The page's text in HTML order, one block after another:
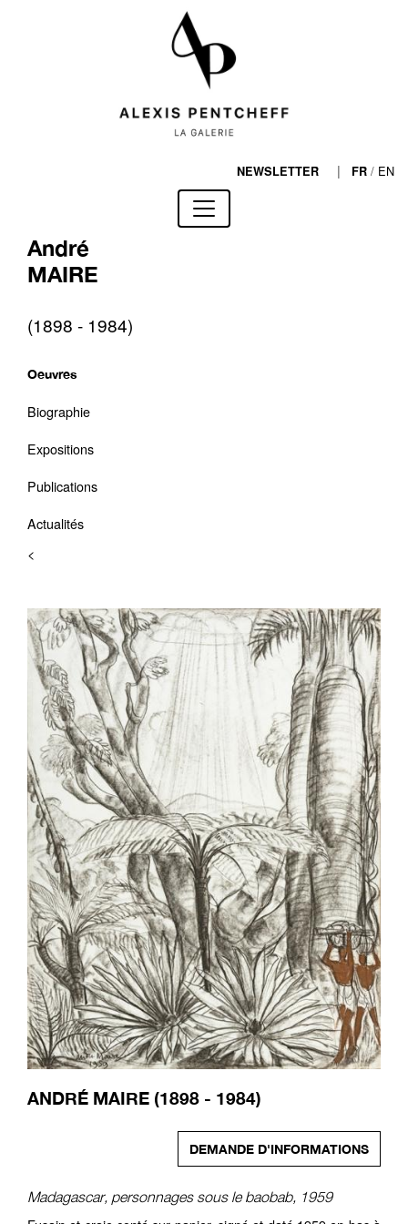
NEWSLETTER | FR / EN
André
MAIRE
(1898 - 1984)
Oeuvres
Biographie
Expositions
Publications
Actualités
<
ANDRÉ MAIRE (1898 - 1984)
DEMANDE D'INFORMATIONS
Madagascar, personnages sous le baobab, 1959